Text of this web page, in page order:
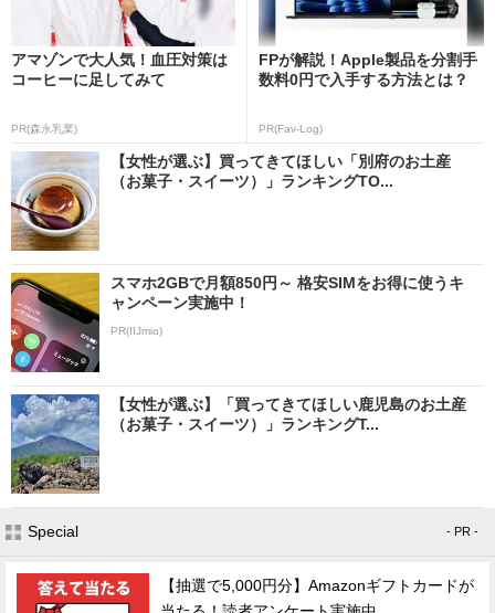
アマゾンで大人気！血圧対策は
コーヒーに足してみて
PR(森永乳業)
FPが解説！Apple製品を分割手
数料0円で入手する方法とは？
PR(Fav-Log)
【女性が選ぶ】買ってきてほしい「別府のお土産
（お菓子・スイーツ）」ランキングTO...
スマホ2GBで月額850円～ 格安SIMをお得に使うキ
ャンペーン実施中！
PR(IIJmio)
【女性が選ぶ】「買ってきてほしい鹿児島のお土産
（お菓子・スイーツ）」ランキングT...
Special - PR -
【抽選で5,000円分】Amazonギフトカードが